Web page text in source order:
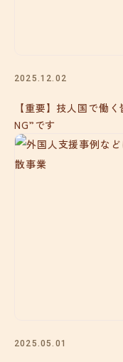
2025.12.02
【重要】技人国で働
NG”です
2025.05.01